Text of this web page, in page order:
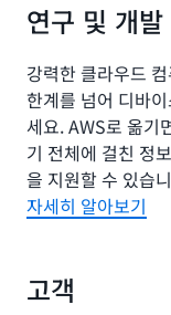
연구 및 개발
강력한 클라우드
한계를 넘어 디바
세요. AWS로 옮기
기 전체에 걸친 정
을 지원할 수 있습
자세히 알아보기
고객